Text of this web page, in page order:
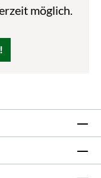
möglich.